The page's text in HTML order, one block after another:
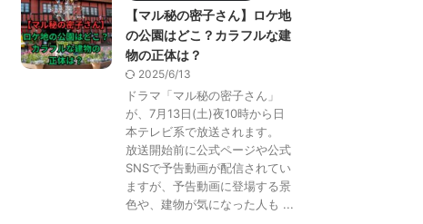
【マル秘の密子さん】ロケ地
の公園はどこ？カラフルな建
物の正体は？
2025/6/13
ドラマ「マル秘の密子さん」
が、7月13日(土)夜10時から日
本テレビ系で放送されます。
放送開始前に公式ページや公式
SNSで予告動画が配信されてい
ますが、予告動画に登場する景
色や、建物が気になった人も ...